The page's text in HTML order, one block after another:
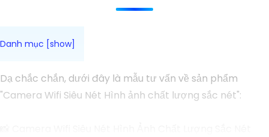
Dạ chắc chắn, dưới đây là mẫu tư vấn về sản phẩm
"Camera Wifi Siêu Nét Hình ảnh chất lượng sắc nét":